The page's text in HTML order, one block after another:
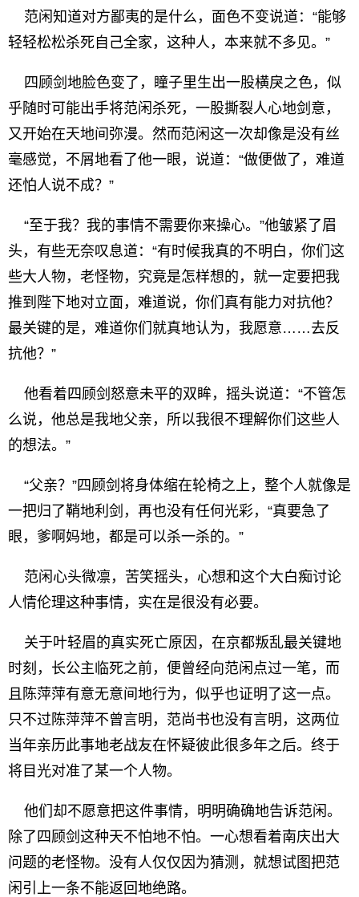
范闲知道对方鄙夷的是什么，面色不变说道：“能够
轻轻松松杀死自己全家，这种人，本来就不多见。”
四顾剑地脸色变了，瞳子里生出一股横戾之色，似
乎随时可能出手将范闲杀死，一股撕裂人心地剑意，
又开始在天地间弥漫。然而范闲这一次却像是没有丝
毫感觉，不屑地看了他一眼，说道：“做便做了，难道
还怕人说不成？”
“至于我？我的事情不需要你来操心。”他皱紧了眉
头，有些无奈叹息道：“有时候我真的不明白，你们这
些大人物，老怪物，究竟是怎样想的，就一定要把我
推到陛下地对立面，难道说，你们真有能力对抗他？
最关键的是，难道你们就真地认为，我愿意……去反
抗他？”
他看着四顾剑怒意未平的双眸，摇头说道：“不管怎
么说，他总是我地父亲，所以我很不理解你们这些人
的想法。”
“父亲？”四顾剑将身体缩在轮椅之上，整个人就像是
一把归了鞘地利剑，再也没有任何光彩，“真要急了
眼，爹啊妈地，都是可以杀一杀的。”
范闲心头微凛，苦笑摇头，心想和这个大白痴讨论
人情伦理这种事情，实在是很没有必要。
关于叶轻眉的真实死亡原因，在京都叛乱最关键地
时刻，长公主临死之前，便曾经向范闲点过一笔，而
且陈萍萍有意无意间地行为，似乎也证明了这一点。
只不过陈萍萍不曾言明，范尚书也没有言明，这两位
当年亲历此事地老战友在怀疑彼此很多年之后。终于
将目光对准了某一个人物。
他们却不愿意把这件事情，明明确确地告诉范闲。
除了四顾剑这种天不怕地不怕。一心想看着南庆出大
问题的老怪物。没有人仅仅因为猜测，就想试图把范
闲引上一条不能返回地绝路。